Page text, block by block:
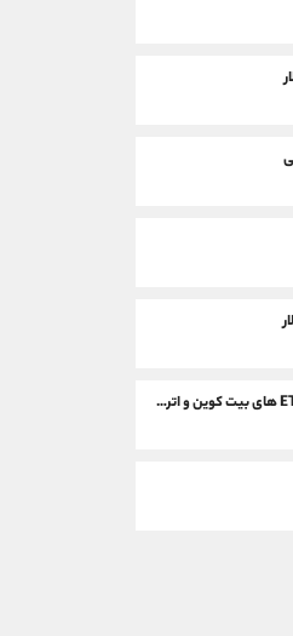
ورود 169 میلیون دلار سرمایه به ETF های بیت کوین و اتریوم